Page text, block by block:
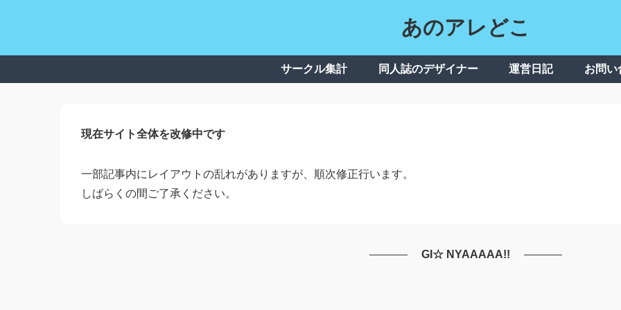
あのアレどこ
サークル集計 同人誌のデザイナー 運営日記 お問い
現在サイト全体を改修中です
一部記事内にレイアウトの乱れがありますが、順次修正行います。
しばらくの間ご了承ください。
GI☆ NYAAAAA!!